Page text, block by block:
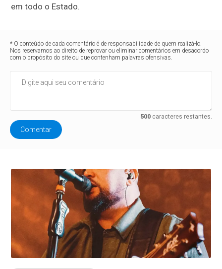
em todo o Estado.
* O conteúdo de cada comentário é de responsabilidade de quem realizá-lo.
Nos reservamos ao direito de reprovar ou eliminar comentários em desacordo
com o propósito do site ou que contenham palavras ofensivas.
500caracteres restantes.
Comentar